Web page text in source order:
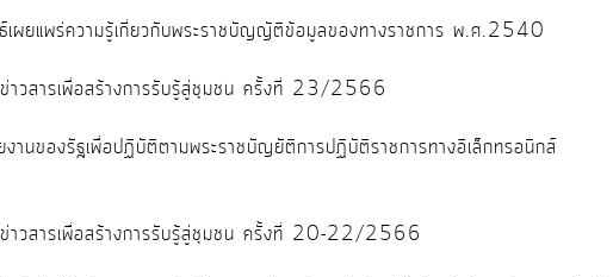
เผยแพร่ความรู้เกี่ยวกับพระราชบัญญัติข้อมูลของทางราชการ พ.ศ.2540
าวสารเพื่อสร้างการรับรู้สู่ชุมชน ครั้งที่ 23/2566
งานของรัฐเพื่อปฏิบัติตามพระราชบัญยัติการปฏิบัติราชการทางอิเล็กทรอนิกส์
าวสารเพื่อสร้างการรับรู้สู่ชุมชน ครั้งที่ 20-22/2566